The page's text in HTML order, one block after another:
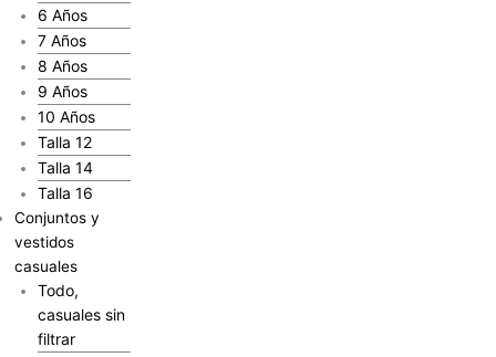
6 Años
7 Años
8 Años
9 Años
10 Años
Talla 12
Talla 14
Talla 16
Conjuntos y
vestidos
casuales
Todo,
casuales sin
filtrar